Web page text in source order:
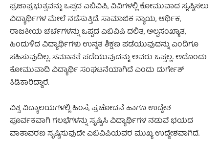
ಪ್ರಜಾಪ್ರಭುತ್ವವನ್ನು ಒಪ್ಪದ ಎಬಿವಿಪಿ, ವಿವಿಗಳಲ್ಲಿ ಕೋಮುವಾದ ಸೃಷ್ಟಿಸಲು
ವಿದ್ಯಾರ್ಥಿಗಳ ಮೇಲೆ ನಡೆಸುತ್ತಿದೆ. ಸಾಮಾಜಿಕ ನ್ಯಾಯ, ಆರ್ಥಿಕ,
ರಾಜಕೀಯ ಚರ್ಚೆಗಳನ್ನು ಒಪ್ಪದ ಎಬಿವಿಪಿ ದಲಿತ, ಅಲ್ಪಸಂಖ್ಯಾತ,
ಹಿಂದುಳಿದ ವಿದ್ಯಾರ್ಥಿಗಳು ಉನ್ನತ ಶಿಕ್ಷಣ ಪಡೆಯುವುದನ್ನು ಎಂದಿಗೂ
ಸಹಿಸುವುದಿಲ್ಲ. ಸಮಾನತೆ ಪಡೆಯುವುದನ್ನು ಅವರು ಒಪ್ಪಲ್ಲ. ಅದೊಂದು
ಕೋಮುವಾದಿ ವಿದ್ಯಾರ್ಥಿ ಸಂಘಟನೆಯಾಗಿದೆ ಎಂದು ದುರ್ಗೇಶ್
ಕಿಡಿಕಾರಿದ್ದಾರೆ.
ವಿಶ್ವ ವಿದ್ಯಾಲಯಗಳಲ್ಲಿ ಹಿಂಸೆ, ಪ್ರಚೋದನೆ ಹಾಗೂ ಉದ್ದೇಶ
ಪೂರ್ವಕವಾಗಿ ಗಲಭೆಗಳನ್ನು ಸೃಷ್ಟಿಸಿ ವಿದ್ಯಾರ್ಥಿಗಳ ನಡುವೆ ಭಯದ
ವಾತಾವರಣ ಸೃಷ್ಟಿಸುವುದೇ ಎಬಿವಿಪಿಯವರ ಮುಖ್ಯ ಉದ್ದೇಶವಾಗಿದೆ.